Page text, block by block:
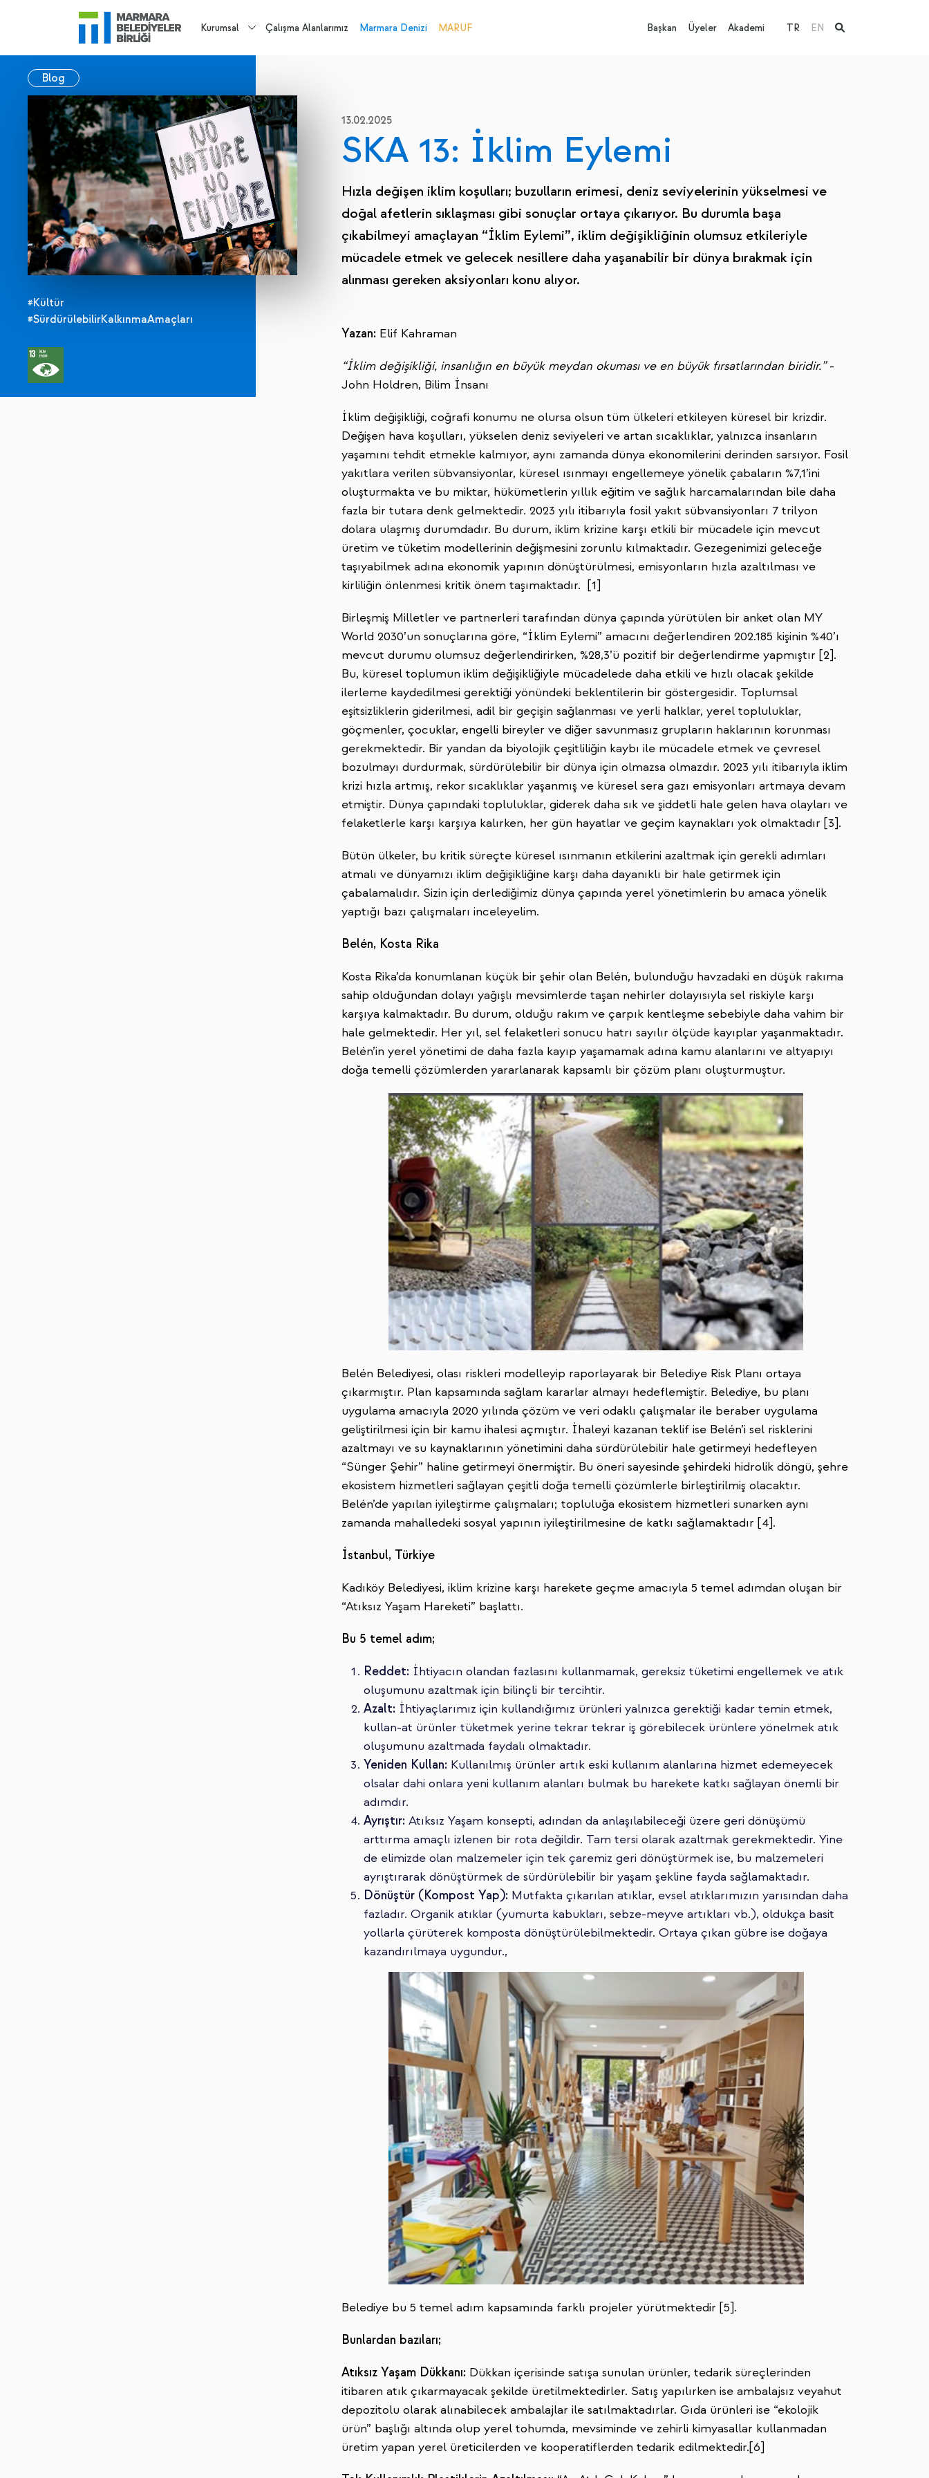
Kurumsal Çalışma Alanlarımız Marmara Denizi MARUF Başkan Üyeler Akademi TR EN
Blog
#Kültür
#SürdürülebilirKalkınmaAmaçları
13.02.2025
SKA 13: İklim Eylemi
Hızla değişen iklim koşulları; buzulların erimesi, deniz seviyelerinin yükselmesi ve
doğal afetlerin sıklaşması gibi sonuçlar ortaya çıkarıyor. Bu durumla başa
çıkabilmeyi amaçlayan “İklim Eylemi”, iklim değişikliğinin olumsuz etkileriyle
mücadele etmek ve gelecek nesillere daha yaşanabilir bir dünya bırakmak için
alınması gereken aksiyonları konu alıyor.
Yazan: Elif Kahraman
“İklim değişikliği, insanlığın en büyük meydan okuması ve en büyük fırsatlarından biridir.”-
John Holdren, Bilim İnsanı
İklim değişikliği, coğrafi konumu ne olursa olsun tüm ülkeleri etkileyen küresel bir krizdir.
Değişen hava koşulları, yükselen deniz seviyeleri ve artan sıcaklıklar, yalnızca insanların
yaşamını tehdit etmekle kalmıyor, aynı zamanda dünya ekonomilerini derinden sarsıyor. Fosil
yakıtlara verilen sübvansiyonlar, küresel ısınmayı engellemeye yönelik çabaların %7,1’ini
oluşturmakta ve bu miktar, hükümetlerin yıllık eğitim ve sağlık harcamalarından bile daha
fazla bir tutara denk gelmektedir. 2023 yılı itibarıyla fosil yakıt sübvansiyonları 7 trilyon
dolara ulaşmış durumdadır. Bu durum, iklim krizine karşı etkili bir mücadele için mevcut
üretim ve tüketim modellerinin değişmesini zorunlu kılmaktadır. Gezegenimizi geleceğe
taşıyabilmek adına ekonomik yapının dönüştürülmesi, emisyonların hızla azaltılması ve
kirliliğin önlenmesi kritik önem taşımaktadır. [1]
Birleşmiş Milletler ve partnerleri tarafından dünya çapında yürütülen bir anket olan MY
World 2030’un sonuçlarına göre, “İklim Eylemi” amacını değerlendiren 202.185 kişinin %40’ı
mevcut durumu olumsuz değerlendirirken, %28,3’ü pozitif bir değerlendirme yapmıştır [2].
Bu, küresel toplumun iklim değişikliğiyle mücadelede daha etkili ve hızlı olacak şekilde
ilerleme kaydedilmesi gerektiği yönündeki beklentilerin bir göstergesidir. Toplumsal
eşitsizliklerin giderilmesi, adil bir geçişin sağlanması ve yerli halklar, yerel topluluklar,
göçmenler, çocuklar, engelli bireyler ve diğer savunmasız grupların haklarının korunması
gerekmektedir. Bir yandan da biyolojik çeşitliliğin kaybı ile mücadele etmek ve çevresel
bozulmayı durdurmak, sürdürülebilir bir dünya için olmazsa olmazdır. 2023 yılı itibarıyla iklim
krizi hızla artmış, rekor sıcaklıklar yaşanmış ve küresel sera gazı emisyonları artmaya devam
etmiştir. Dünya çapındaki topluluklar, giderek daha sık ve şiddetli hale gelen hava olayları ve
felaketlerle karşı karşıya kalırken, her gün hayatlar ve geçim kaynakları yok olmaktadır [3].
Bütün ülkeler, bu kritik süreçte küresel ısınmanın etkilerini azaltmak için gerekli adımları
atmalı ve dünyamızı iklim değişikliğine karşı daha dayanıklı bir hale getirmek için
çabalamalıdır. Sizin için derlediğimiz dünya çapında yerel yönetimlerin bu amaca yönelik
yaptığı bazı çalışmaları inceleyelim.
Belén, Kosta Rika
Kosta Rika’da konumlanan küçük bir şehir olan Belén, bulunduğu havzadaki en düşük rakıma
sahip olduğundan dolayı yağışlı mevsimlerde taşan nehirler dolayısıyla sel riskiyle karşı
karşıya kalmaktadır. Bu durum, olduğu rakım ve çarpık kentleşme sebebiyle daha vahim bir
hale gelmektedir. Her yıl, sel felaketleri sonucu hatrı sayılır ölçüde kayıplar yaşanmaktadır.
Belén’in yerel yönetimi de daha fazla kayıp yaşamamak adına kamu alanlarını ve altyapıyı
doğa temelli çözümlerden yararlanarak kapsamlı bir çözüm planı oluşturmuştur.
Belén Belediyesi, olası riskleri modelleyip raporlayarak bir Belediye Risk Planı ortaya
çıkarmıştır. Plan kapsamında sağlam kararlar almayı hedeflemiştir. Belediye, bu planı
uygulama amacıyla 2020 yılında çözüm ve veri odaklı çalışmalar ile beraber uygulama
geliştirilmesi için bir kamu ihalesi açmıştır. İhaleyi kazanan teklif ise Belén’i sel risklerini
azaltmayı ve su kaynaklarının yönetimini daha sürdürülebilir hale getirmeyi hedefleyen
“Sünger Şehir” haline getirmeyi önermiştir. Bu öneri sayesinde şehirdeki hidrolik döngü, şehre
ekosistem hizmetleri sağlayan çeşitli doğa temelli çözümlerle birleştirilmiş olacaktır.
Belén’de yapılan iyileştirme çalışmaları; topluluğa ekosistem hizmetleri sunarken aynı
zamanda mahalledeki sosyal yapının iyileştirilmesine de katkı sağlamaktadır [4].
İstanbul, Türkiye
Kadıköy Belediyesi, iklim krizine karşı harekete geçme amacıyla 5 temel adımdan oluşan bir
“Atıksız Yaşam Hareketi” başlattı.
Bu 5 temel adım;
Reddet: İhtiyacın olandan fazlasını kullanmamak, gereksiz tüketimi engellemek ve atık
oluşumunu azaltmak için bilinçli bir tercihtir.
Azalt: İhtiyaçlarımız için kullandığımız ürünleri yalnızca gerektiği kadar temin etmek,
kullan-at ürünler tüketmek yerine tekrar tekrar iş görebilecek ürünlere yönelmek atık
oluşumunu azaltmada faydalı olmaktadır.
Yeniden Kullan: Kullanılmış ürünler artık eski kullanım alanlarına hizmet edemeyecek
olsalar dahi onlara yeni kullanım alanları bulmak bu harekete katkı sağlayan önemli bir
adımdır.
Ayrıştır: Atıksız Yaşam konsepti, adından da anlaşılabileceği üzere geri dönüşümü
arttırma amaçlı izlenen bir rota değildir. Tam tersi olarak azaltmak gerekmektedir. Yine
de elimizde olan malzemeler için tek çaremiz geri dönüştürmek ise, bu malzemeleri
ayrıştırarak dönüştürmek de sürdürülebilir bir yaşam şekline fayda sağlamaktadır.
Dönüştür (Kompost Yap): Mutfakta çıkarılan atıklar, evsel atıklarımızın yarısından daha
fazladır. Organik atıklar (yumurta kabukları, sebze-meyve artıkları vb.), oldukça basit
yollarla çürüterek komposta dönüştürülebilmektedir. Ortaya çıkan gübre ise doğaya
kazandırılmaya uygundur.,
Belediye bu 5 temel adım kapsamında farklı projeler yürütmektedir [5].
Bunlardan bazıları;
Atıksız Yaşam Dükkanı: Dükkan içerisinde satışa sunulan ürünler, tedarik süreçlerinden
itibaren atık çıkarmayacak şekilde üretilmektedirler. Satış yapılırken ise ambalajsız veyahut
depozitolu olarak alınabilecek ambalajlar ile satılmaktadırlar. Gıda ürünleri ise “ekolojik
ürün” başlığı altında olup yerel tohumda, mevsiminde ve zehirli kimyasallar kullanmadan
üretim yapan yerel üreticilerden ve kooperatiflerden tedarik edilmektedir.[6]